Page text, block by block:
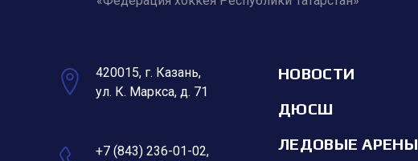
420015, г. Казань,
ул. К. Маркса, д. 71
+7 (843) 236-01-02,
НОВОСТИ
ДЮСШ
ЛЕДОВЫЕ АРЕНЫ